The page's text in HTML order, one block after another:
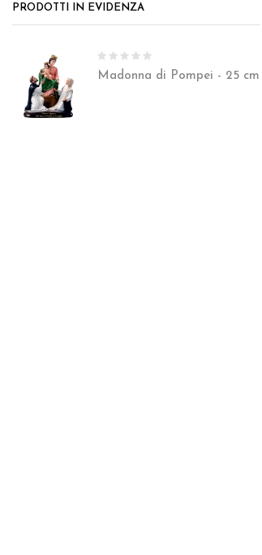
PRODOTTI IN EVIDENZA
Madonna di Pompei - 25 cm